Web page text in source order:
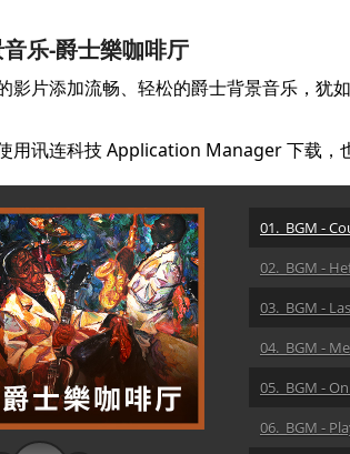
乐-爵士樂咖啡厅
影片添加流畅、轻松的爵士背景音乐，犹
用讯连科技 Application Manager 下载，
01. BGM -
02. BGM -
03. BGM -
04. BGM -
05. BGM -
06. BGM -